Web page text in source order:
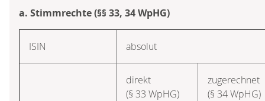
a. Stimmrechte (§§ 33, 34 WpHG)
ISIN absolut
direkt
(§ 33 WpHG)
zugerechnet
(§ 34 WpHG)